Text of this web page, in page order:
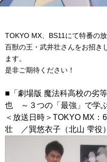
TOKYO MX、BS11にて特番の
百獣の王・武井壮さんをお招き
ます。
是非ご期待ください！
■「劇場版 魔法科高校の劣
也 ～３つの「最強」で学
＜放送日時＞TOKYO MX
壮 ／巽悠衣子（北山 雫役